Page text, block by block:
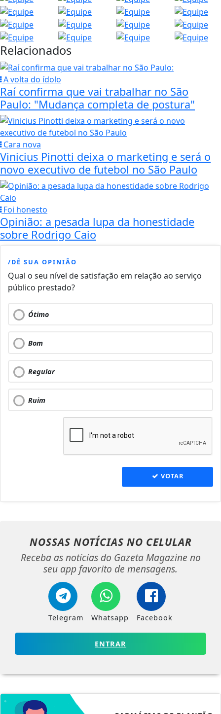
Relacionados
A volta do ídolo
Raí confirma que vai trabalhar no São
Paulo: "Mudança completa de postura"
Cara nova
Vinicius Pinotti deixa o marketing e será o
novo executivo de futebol no São Paulo
Foi honesto
Opinião: a pesada lupa da honestidade
sobre Rodrigo Caio
/DÊ SUA OPINIÃO
Qual o seu nível de satisfação em relação ao serviço
público prestado?
Ótimo
Bom
Regular
Ruim
VOTAR
NOSSAS NOTÍCIAS NO CELULAR
Receba as notícias do Gazeta Magazine no
seu app favorito de mensagens.
Telegram Whatsapp Facebook
ENTRAR